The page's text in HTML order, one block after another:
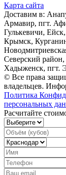
Карта сайта
Доставим в:
Армавир, пгт.
Гулькевичи,
Крымск,
Северский
Хадыженск, пгт.
© Все права
владельцев.
Политика
персональных
Расчитайте